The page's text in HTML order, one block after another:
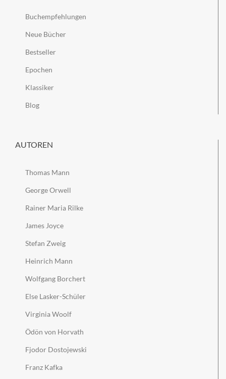
Buchempfehlungen
Neue Bücher
Bestseller
Epochen
Klassiker
Blog
AUTOREN
Thomas Mann
George Orwell
Rainer Maria Rilke
James Joyce
Stefan Zweig
Heinrich Mann
Wolfgang Borchert
Else Lasker-Schüler
Virginia Woolf
Ödön von Horvath
Fjodor Dostojewski
Franz Kafka